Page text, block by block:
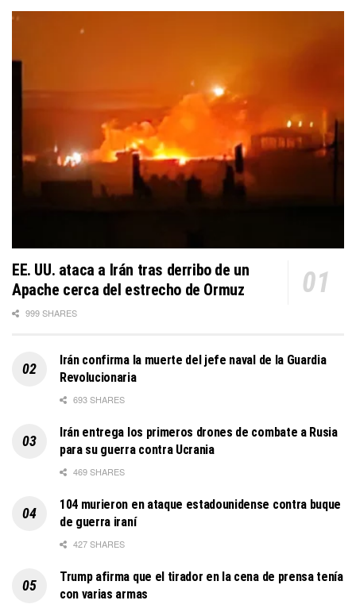
EE. UU. ataca a Irán tras derribo de un
Apache cerca del estrecho de Ormuz
999 SHARES
Irán confirma la muerte del jefe naval de la Guardia
Revolucionaria
693 SHARES
Irán entrega los primeros drones de combate a Rusia
para su guerra contra Ucrania
469 SHARES
104 murieron en ataque estadounidense contra buque
de guerra iraní
427 SHARES
Trump afirma que el tirador en la cena de prensa tenía
con varias armas